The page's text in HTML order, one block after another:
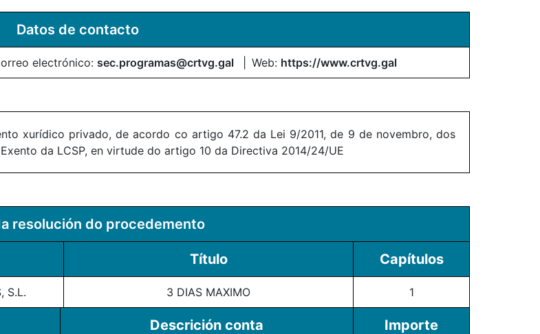
Datos de contacto
electrónico: sec.programas@crtvg.gal Web: https://www.crtvg.gal
xurídico privado, de acordo co artigo 47.2 da Lei 9/2011, de 9 de novembro, dos
da LCSP, en virtude do artigo 10 da Directiva 2014/24/UE
resolución do procedemento
Título Capítulos
S.L. 3 DIAS MAXIMO 1
Descrición conta Importe